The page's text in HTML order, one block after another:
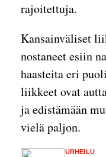
rajoitettuja.
Kansainväliset
nostaneet esiin
haasteita eri
liikkeet ovat
ja edistämään
vielä paljon.
URHEILU